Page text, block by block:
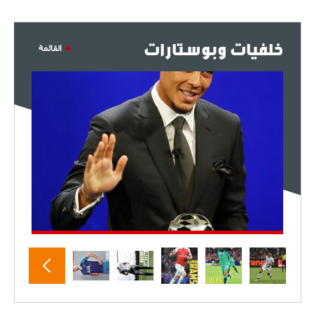
خلفيات وبوستارات القائمة